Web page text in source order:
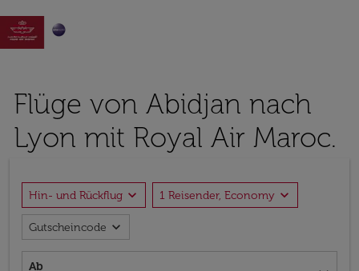

Flüge von Abidjan nach
Lyon mit Royal Air Maroc.
Hin- und Rückflug expand_more 1 Reisender, Economy expand_more
Gutscheincode expand_more
Ab